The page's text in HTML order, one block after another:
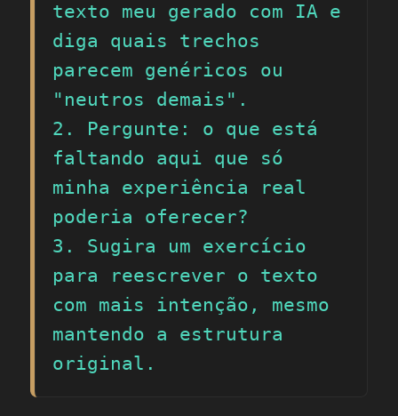
texto meu gerado com IA e
diga quais trechos
parecem genéricos ou
"neutros demais".
2. Pergunte: o que está
faltando aqui que só
minha experiência real
poderia oferecer?
3. Sugira um exercício
para reescrever o texto
com mais intenção, mesmo
mantendo a estrutura
original.